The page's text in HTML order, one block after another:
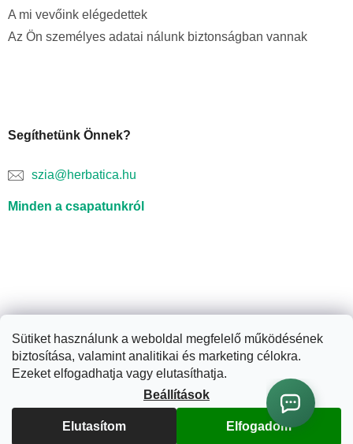
Sütiket használunk a weboldal megfelelő működésének
biztosítása, valamint analitikai és marketing célokra.
Ezeket elfogadhatja vagy elutasíthatja.
Beállítások
Elutasítom Elfogadom
A mi vevőink elégedettek
Az Ön személyes adatai nálunk biztonságban vannak
Segíthetünk Önnek?
szia@herbatica.hu
Minden a csapatunkról
Shoptet készítette
Copyright 2026Herbatica.hu. Minden jog fenntartva.Süti
beállítások szerkesztése